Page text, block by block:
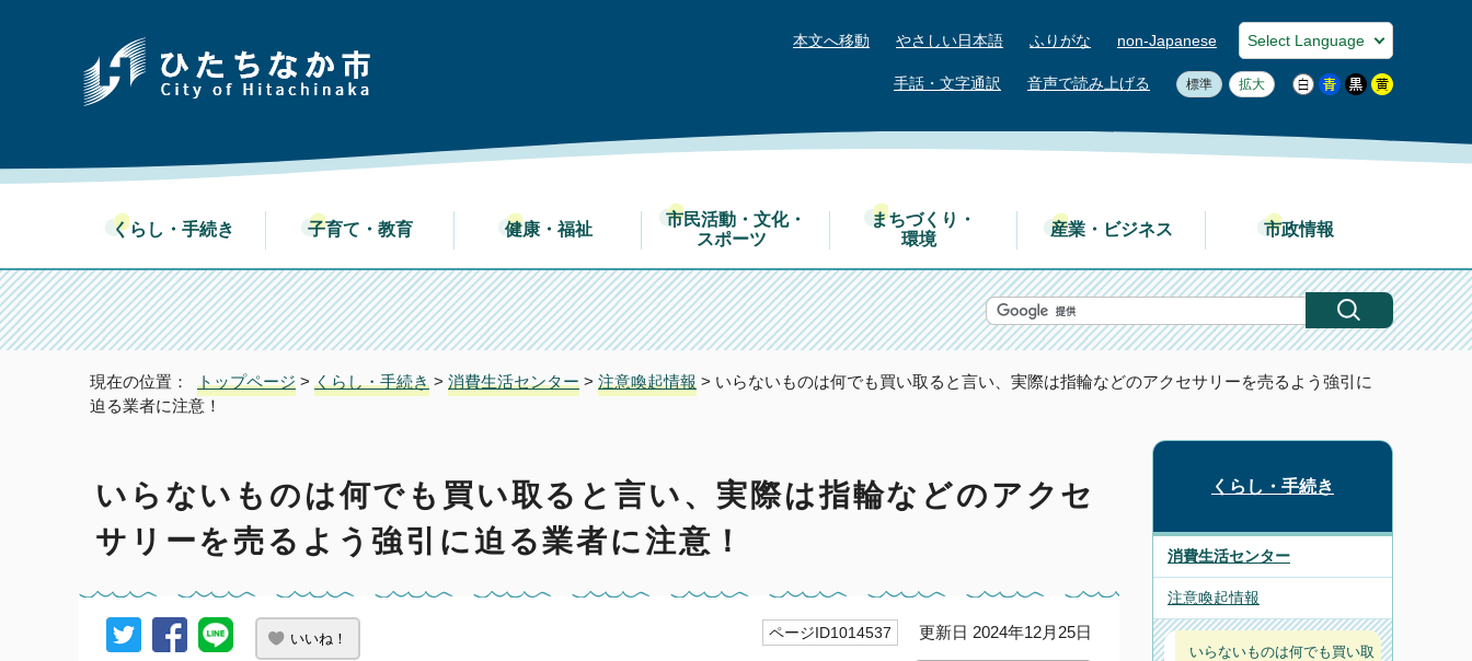
本文へ移動 やさしい日本語 ふりがな non-Japanese
手話・文字通訳 音声で読み上げる 標準 拡大
くらし・手続き 子育て・教育 健康・福祉
市民活動・文化・
スポーツ
まちづくり・
環境
産業・ビジネス 市政情報
現在の位置： トップページ > くらし・手続き > 消費生活センター > 注意喚起情報 > いらないものは何でも買い取ると言い、実際は指輪などのアクセサリーを売るよう強引に
迫る業者に注意！
いらないものは何でも買い取ると言い、実際は指輪などのアクセ
サリーを売るよう強引に迫る業者に注意！
いいね！ ページID1014537 更新日 2024年12月25日
くらし・手続き
消費生活センター
注意喚起情報
いらないものは何でも買い取